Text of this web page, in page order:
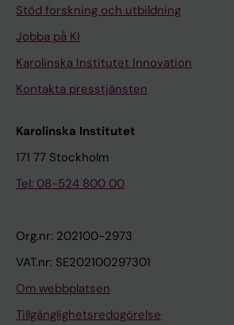
Stöd forskning och utbildning
Jobba på KI
Karolinska Institutet Innovation
Kontakta presstjänsten
Karolinska Institutet
171 77 Stockholm
Tel: 08-524 800 00
Org.nr: 202100-2973
VAT.nr: SE202100297301
Om webbplatsen
Tillgänglighetsredogörelse